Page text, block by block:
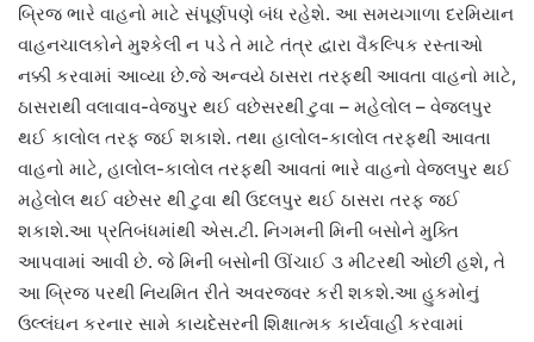
બ્રિજ ભારે વાહનો માટે સંપૂર્ણપણે બંધ રહેશે. આ સમયગાળા દરમિયાન
વાહનચાલકોને મુશ્કેલી ન પડે તે માટે તંત્ર દ્વારા વૈકલ્પિક રસ્તાઓ
નક્કી કરવામાં આવ્યા છે.જે અન્વયે ઠાસરા તરફથી આવતા વાહનો માટે,
ઠાસરાથી વલાવાવ-વેજપુર થઈ વછેસરથી ટુવા – મહેલોલ – વેજલપુર
થઈ કાલોલ તરફ જઈ શકાશે. તથા હાલોલ-કાલોલ તરફથી આવતા
વાહનો માટે, હાલોલ-કાલોલ તરફથી આવતાં ભારે વાહનો વેજલપુર થઈ
મહેલોલ થઈ વછેસર થી ટુવા થી ઉદલપુર થઈ ઠાસરા તરફ જઈ
શકાશે.આ પ્રતિબંધમાંથી એસ.ટી. નિગમની મિની બસોને મુક્તિ
આપવામાં આવી છે. જે મિની બસોની ઊંચાઈ ૩ મીટરથી ઓછી હશે, તે
આ બ્રિજ પરથી નિયમિત રીતે અવરજવર કરી શકશે.આ હુકમોનું
ઉલ્લંઘન કરનાર સામે કાયદેસરની શિક્ષાત્મક કાર્યવાહી કરવામાં